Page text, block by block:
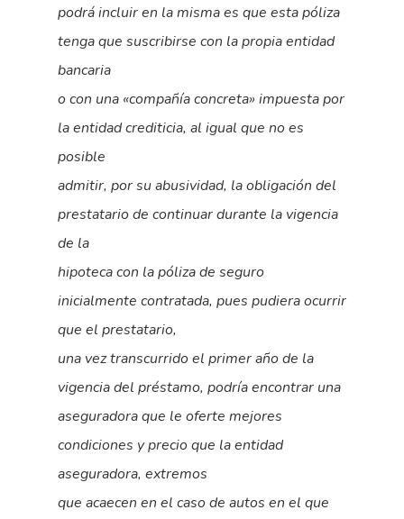
podrá incluir en la misma es que esta póliza
tenga que suscribirse con la propia entidad
bancaria
o con una «compañía concreta» impuesta por
la entidad crediticia, al igual que no es
posible
admitir, por su abusividad, la obligación del
prestatario de continuar durante la vigencia
de la
hipoteca con la póliza de seguro
inicialmente contratada, pues pudiera ocurrir
que el prestatario,
una vez transcurrido el primer año de la
vigencia del préstamo, podría encontrar una
aseguradora que le oferte mejores
condiciones y precio que la entidad
aseguradora, extremos
que acaecen en el caso de autos en el que